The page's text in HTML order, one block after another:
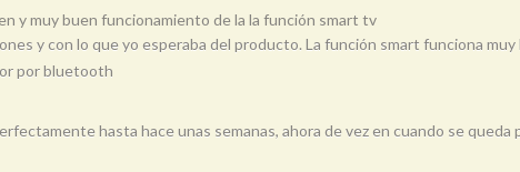
y muy buen funcionamiento de la la función smart tv
y con lo que yo esperaba del producto. La función smart funciona
por bluetooth
hasta hace unas semanas, ahora de vez en cuando se